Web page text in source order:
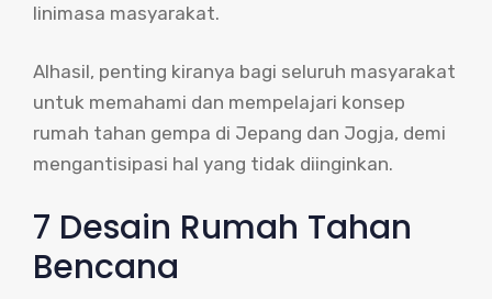
linimasa masyarakat.
Alhasil, penting kiranya bagi seluruh masyarakat
untuk memahami dan mempelajari konsep
rumah tahan gempa di Jepang dan Jogja, demi
mengantisipasi hal yang tidak diinginkan.
7 Desain Rumah Tahan
Bencana